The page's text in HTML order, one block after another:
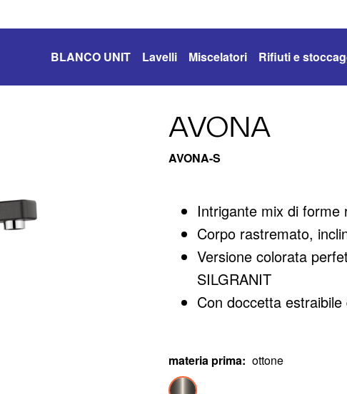
BLANCO UNIT Lavelli Miscelatori Rifiuti e
AVONA
AVONA-S
Intrigante mix di
Corpo rastremato,
Versione colorata
SILGRANIT
Con doccetta
materia prima: ottone